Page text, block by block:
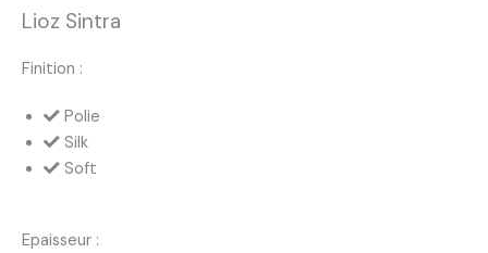
Lioz Sintra
Finition :
Polie
Silk
Soft
Epaisseur :